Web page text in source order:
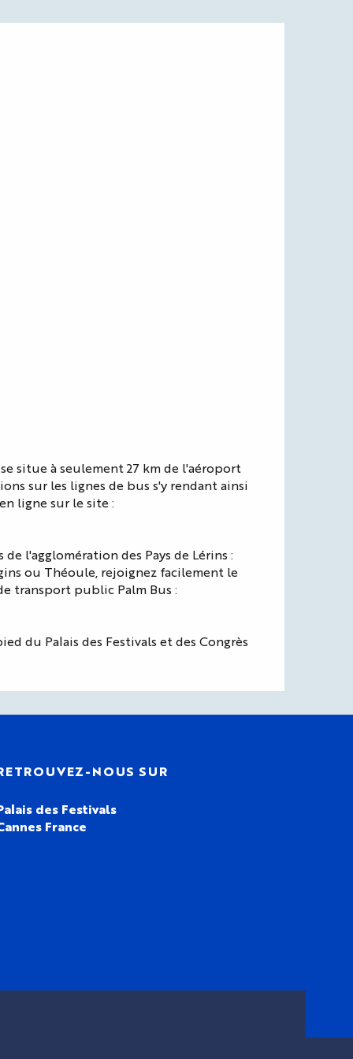
situe à seulement 27 km de l'aéroport
sur les lignes de bus s'y rendant ainsi
ligne sur le site :
l'agglomération des Pays de Lérins :
ou Théoule, rejoignez facilement le
transport public Palm Bus :
du Palais des Festivals et des Congrès
NOUS SUR
des Festivals
France